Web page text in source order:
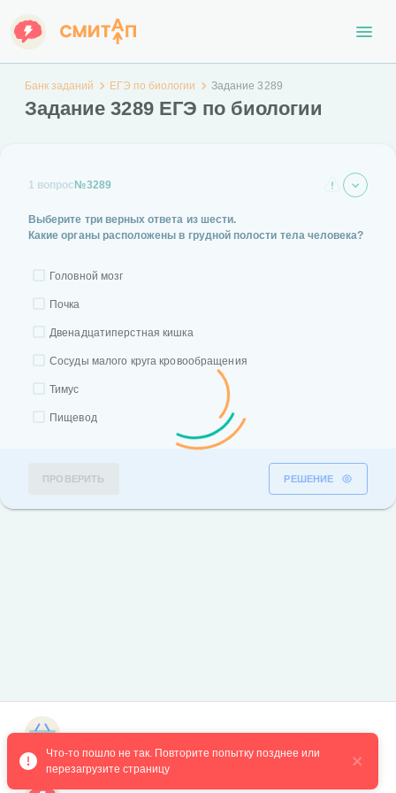
Банк заданий ЕГЭ по биологии Задание 3289
Задание 3289 ЕГЭ по биологии
1 вопрос №3289
Выберите три верных ответа из шести.
Какие органы расположены в грудной полости тела человека?
Головной мозг
Почка
Двенадцатиперстная кишка
Сосуды малого круга кровообращения
Тимус
Пищевод
ПРОВЕРИТЬ РЕШЕНИЕ
Что-то пошло не так. Повторите попытку позднее или
перезагрузите страницу